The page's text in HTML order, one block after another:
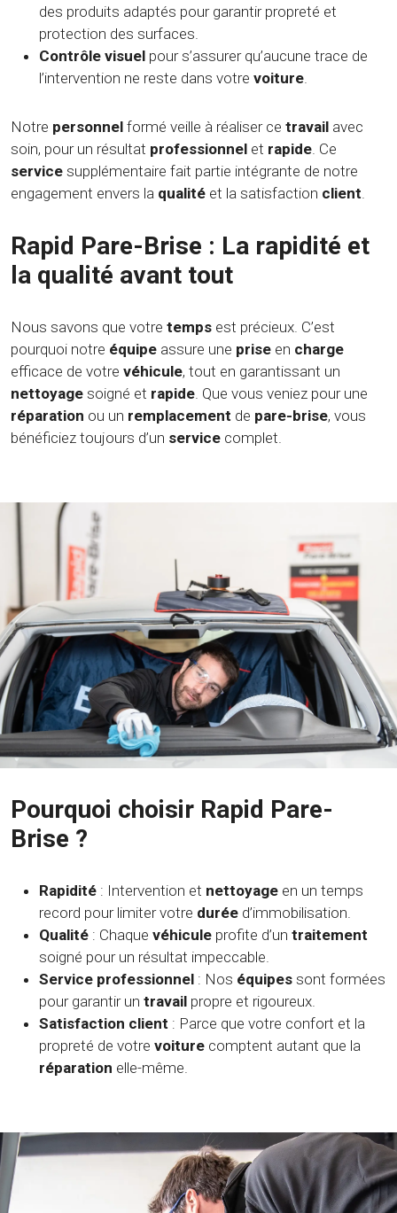
des produits adaptés pour garantir propreté et
protection des surfaces.
Contrôle visuel pour s’assurer qu’aucune trace de
l’intervention ne reste dans votre voiture.
Notre personnel formé veille à réaliser ce travail avec
soin, pour un résultat professionnel et rapide. Ce
service supplémentaire fait partie intégrante de notre
engagement envers la qualité et la satisfaction client.
Rapid Pare-Brise : La rapidité et
la qualité avant tout
Nous savons que votre temps est précieux. C’est
pourquoi notre équipe assure une prise en charge
efficace de votre véhicule, tout en garantissant un
nettoyage soigné et rapide. Que vous veniez pour une
réparation ou un remplacement de pare-brise, vous
bénéficiez toujours d’un service complet.
Pourquoi choisir Rapid Pare-
Brise ?
Rapidité : Intervention et nettoyage en un temps
record pour limiter votre durée d’immobilisation.
Qualité : Chaque véhicule profite d’un traitement
soigné pour un résultat impeccable.
Service professionnel : Nos équipes sont formées
pour garantir un travail propre et rigoureux.
Satisfaction client : Parce que votre confort et la
propreté de votre voiture comptent autant que la
réparation elle-même.